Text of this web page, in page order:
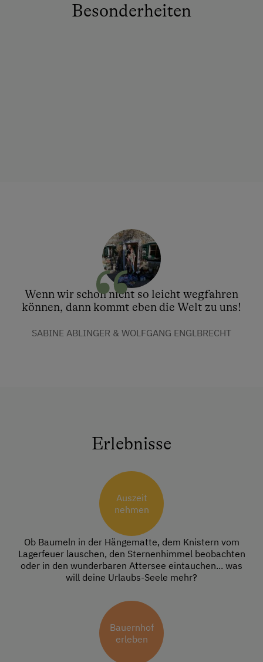
Besonderheiten
Wenn wir schon nicht so leicht wegfahren
können, dann kommt eben die Welt zu uns!
SABINE ABLINGER & WOLFGANG ENGLBRECHT
Erlebnisse
Auszeit
nehmen
Ob Baumeln in der Hängematte, dem Knistern vom
Lagerfeuer lauschen, den Sternenhimmel beobachten
oder in den wunderbaren Attersee eintauchen... was
will deine Urlaubs-Seele mehr?
Bauernhof
erleben